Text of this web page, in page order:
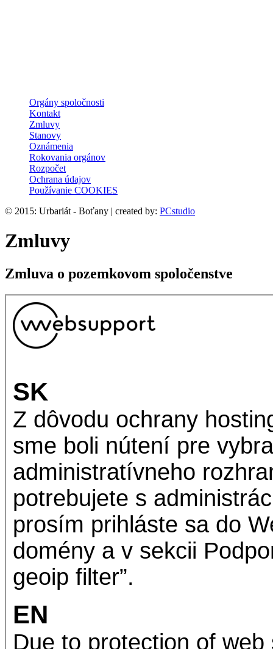
Orgány spoločnosti
Kontakt
Zmluvy
Stanovy
Oznámenia
Rokovania orgánov
Rozpočet
Ochrana údajov
Používanie COOKIES
© 2015: Urbariát - Boťany | created by: PCstudio
Zmluvy
Zmluva o pozemkovom spoločenstve